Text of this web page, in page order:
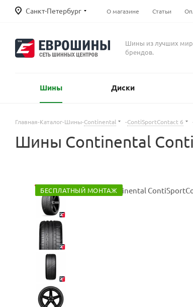
Санкт-Петербург О магазине Статьи
Шины из лучших
брендов.
Шины Диски
Главная-Каталог-Шины-Continental -ContiSportContact 6
Шины Continental
БЕСПЛАТНЫЙ МОНТАЖ